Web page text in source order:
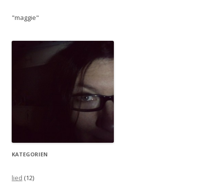
"maggie"
KATEGORIEN
lied (12)